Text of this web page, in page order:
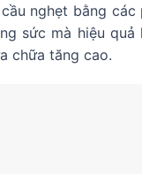
nghẹt bằng
sức mà hiệu
chữa tăng cao.